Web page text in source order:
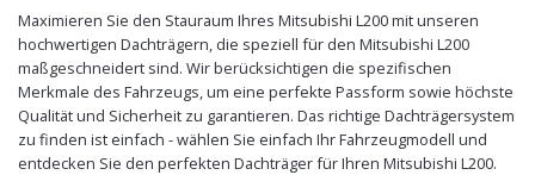
Maximieren Sie den Stauraum Ihres Mitsubishi L200 mit unseren
hochwertigen Dachträgern, die speziell für den Mitsubishi L200
maßgeschneidert sind. Wir berücksichtigen die spezifischen
Merkmale des Fahrzeugs, um eine perfekte Passform sowie höchste
Qualität und Sicherheit zu garantieren. Das richtige Dachträgersystem
zu finden ist einfach - wählen Sie einfach Ihr Fahrzeugmodell und
entdecken Sie den perfekten Dachträger für Ihren Mitsubishi L200.